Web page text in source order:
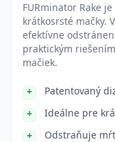
FURminator Rake
krátkosrsté mačky.
efektívne
praktickým
mačiek.
Patentovaný
Ideálne pre
Odstraňuje